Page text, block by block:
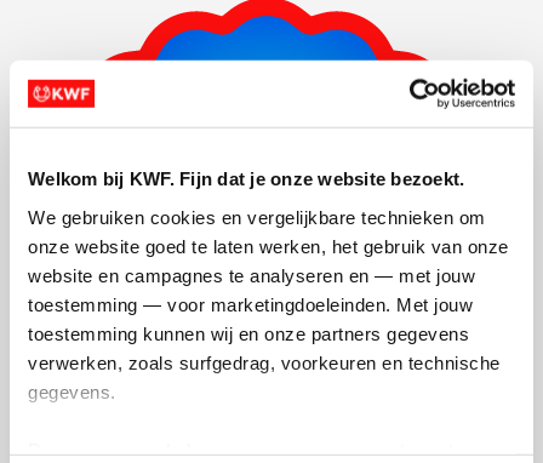
Welkom bij KWF. Fijn dat je onze website bezoekt.
We gebruiken cookies en vergelijkbare technieken om
onze website goed te laten werken, het gebruik van onze
website en campagnes te analyseren en — met jouw
toestemming — voor marketingdoeleinden. Met jouw
toestemming kunnen wij en onze partners gegevens
verwerken, zoals surfgedrag, voorkeuren en technische
gegevens.